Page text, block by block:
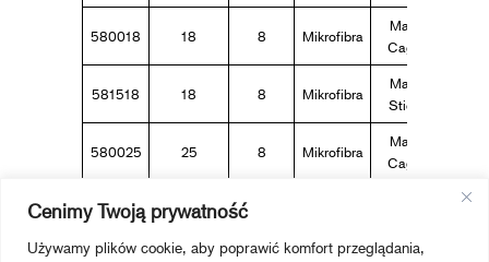
Cenimy Twoją prywatność
Używamy plików cookie, aby poprawić komfort przeglądania,
580018 18 8 Mikrofibra
Maxi
Cage
581518 18 8 Mikrofibra
Maxi
Stick
580025 25 8 Mikrofibra
Maxi
Cage
581525 25